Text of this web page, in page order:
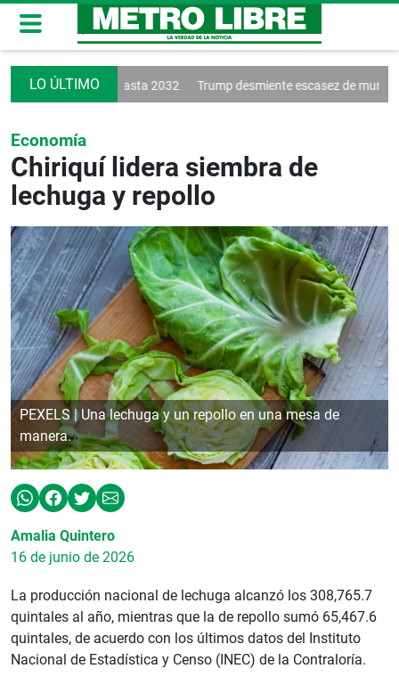
a Vinícius hasta 2032 Trump desmiente escasez de municiones
Economía
Chiriquí lidera siembra de
lechuga y repollo
PEXELS | Una lechuga y un repollo en una mesa de
manera.
Amalia Quintero
16 de junio de 2026
La producción nacional de lechuga alcanzó los 308,765.7
quintales al año, mientras que la de repollo sumó 65,467.6
quintales, de acuerdo con los últimos datos del Instituto
Nacional de Estadística y Censo (INEC) de la Contraloría.